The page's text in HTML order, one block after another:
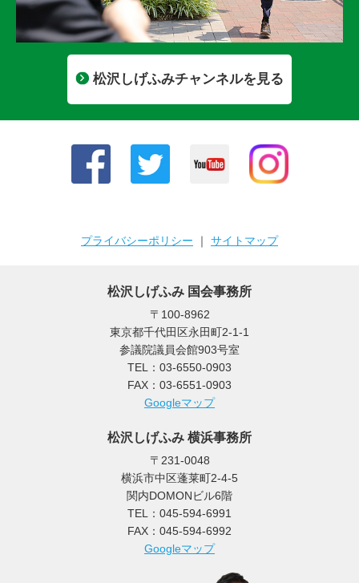
松沢しげふみチャンネルを見る
プライバシーポリシー ｜ サイトマップ
松沢しげふみ 国会事務所
〒100-8962
東京都千代田区永田町2-1-1
参議院議員会館903号室
TEL：03-6550-0903
FAX：03-6551-0903
Googleマップ
松沢しげふみ 横浜事務所
〒231-0048
横浜市中区蓬莱町2-4-5
関内DOMONビル6階
TEL：045-594-6991
FAX：045-594-6992
Googleマップ